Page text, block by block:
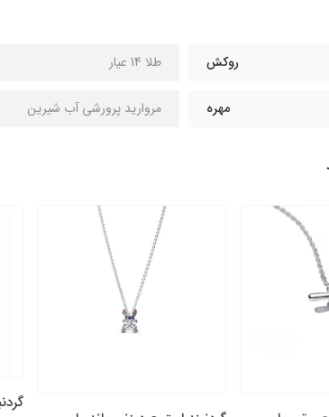
روکش طلا 14 عیار
مهره مروارید پرورشی آب شیرین